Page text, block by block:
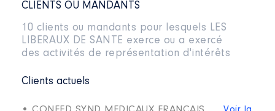
CLIENTS OU MANDANTS
10 clients ou mandants pour lesquels LES
LIBERAUX DE SANTE exerce ou a exercé
des activités de représentation d'intérêts
Clients actuels